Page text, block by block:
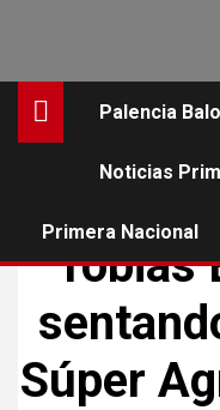
Palencia
Noticias
Primera Nacional
Tobias
Súper